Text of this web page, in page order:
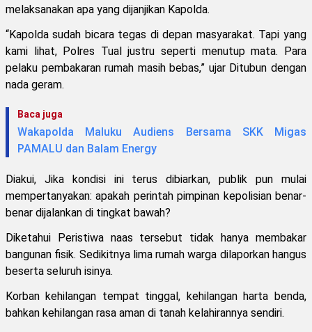
melaksanakan apa yang dijanjikan Kapolda.
“Kapolda sudah bicara tegas di depan masyarakat. Tapi yang
kami lihat, Polres Tual justru seperti menutup mata. Para
pelaku pembakaran rumah masih bebas,” ujar Ditubun dengan
nada geram.
Baca juga
Wakapolda Maluku Audiens Bersama SKK Migas
PAMALU dan Balam Energy
Diakui, Jika kondisi ini terus dibiarkan, publik pun mulai
mempertanyakan: apakah perintah pimpinan kepolisian benar-
benar dijalankan di tingkat bawah?
Diketahui Peristiwa naas tersebut tidak hanya membakar
bangunan fisik. Sedikitnya lima rumah warga dilaporkan hangus
beserta seluruh isinya.
Korban kehilangan tempat tinggal, kehilangan harta benda,
bahkan kehilangan rasa aman di tanah kelahirannya sendiri.